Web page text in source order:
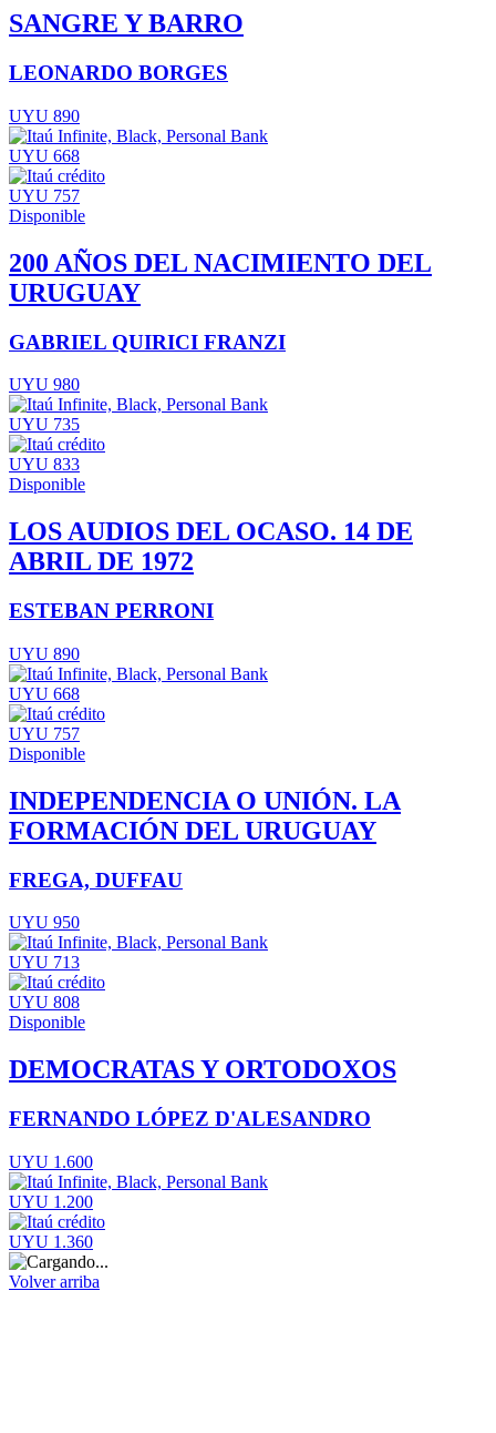
SANGRE Y BARRO
LEONARDO BORGES
UYU 890
UYU 668
UYU 757
Disponible
200 AÑOS DEL NACIMIENTO DEL
URUGUAY
GABRIEL QUIRICI FRANZI
UYU 980
UYU 735
UYU 833
Disponible
LOS AUDIOS DEL OCASO. 14 DE
ABRIL DE 1972
ESTEBAN PERRONI
UYU 890
UYU 668
UYU 757
Disponible
INDEPENDENCIA O UNIÓN. LA
FORMACIÓN DEL URUGUAY
FREGA, DUFFAU
UYU 950
UYU 713
UYU 808
Disponible
DEMOCRATAS Y ORTODOXOS
FERNANDO LÓPEZ D'ALESANDRO
UYU 1.600
UYU 1.200
UYU 1.360
Volver arriba